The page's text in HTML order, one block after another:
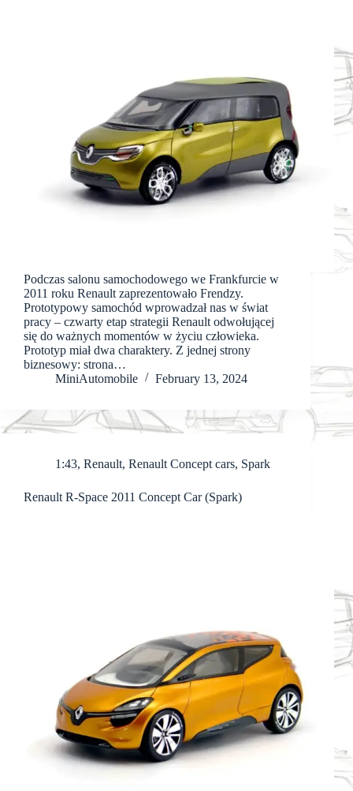
Podczas salonu samochodowego we Frankfurcie w
2011 roku Renault zaprezentowało Frendzy.
Prototypowy samochód wprowadzał nas w świat
pracy – czwarty etap strategii Renault odwołującej
się do ważnych momentów w życiu człowieka.
Prototyp miał dwa charaktery. Z jednej strony
biznesowy: strona…
MiniAutomobile
February 13, 2024
1:43, Renault, Renault Concept cars, Spark
Renault R-Space 2011 Concept Car (Spark)